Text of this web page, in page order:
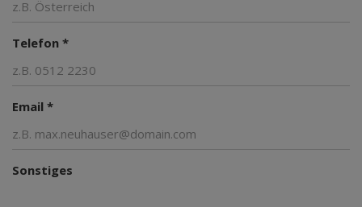
Telefon *
Email *
Sonstiges